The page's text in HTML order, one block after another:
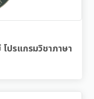
ปรแกรมวิชาภาษา